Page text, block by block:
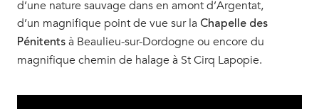
d’une nature sauvage dans en amont d’Argentat,
d’un magnifique point de vue sur la Chapelle des
Pénitents à Beaulieu-sur-Dordogne ou encore du
magnifique chemin de halage à St Cirq Lapopie.